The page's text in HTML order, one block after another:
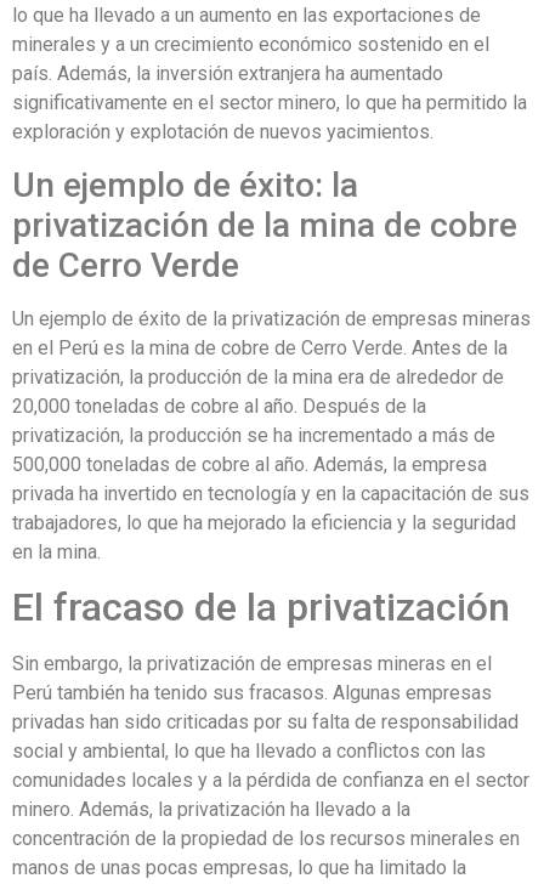
lo que ha llevado a un aumento en las exportaciones de
minerales y a un crecimiento económico sostenido en el
país. Además, la inversión extranjera ha aumentado
significativamente en el sector minero, lo que ha permitido la
exploración y explotación de nuevos yacimientos.
Un ejemplo de éxito: la
privatización de la mina de cobre
de Cerro Verde
Un ejemplo de éxito de la privatización de empresas mineras
en el Perú es la mina de cobre de Cerro Verde. Antes de la
privatización, la producción de la mina era de alrededor de
20,000 toneladas de cobre al año. Después de la
privatización, la producción se ha incrementado a más de
500,000 toneladas de cobre al año. Además, la empresa
privada ha invertido en tecnología y en la capacitación de sus
trabajadores, lo que ha mejorado la eficiencia y la seguridad
en la mina.
El fracaso de la privatización
Sin embargo, la privatización de empresas mineras en el
Perú también ha tenido sus fracasos. Algunas empresas
privadas han sido criticadas por su falta de responsabilidad
social y ambiental, lo que ha llevado a conflictos con las
comunidades locales y a la pérdida de confianza en el sector
minero. Además, la privatización ha llevado a la
concentración de la propiedad de los recursos minerales en
manos de unas pocas empresas, lo que ha limitado la